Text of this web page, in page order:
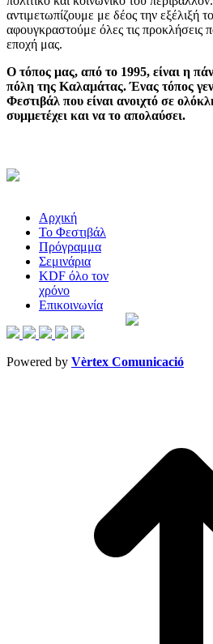
αντιμετωπίζουμε με δέος την εξέλιξή
αφουγκραστούμε όλες τις προκλήσεις
εποχή μας.
Ο τόπος μας, από το 1995, είναι η
πόλη της Καλαμάτας. Ένας τόπος
Φεστιβάλ που είναι ανοιχτό σε
συμμετέχει και να το απολαύσει.
Αρχική
Το Φεστιβάλ
Πρόγραμμα
Σεμινάρια
KDF όλο τον
χρόνο
Επικοινωνία
Powered by Vèrtex Comunicació